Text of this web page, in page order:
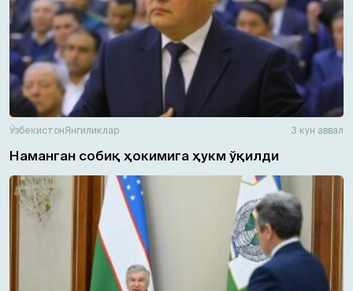
ЎзбекистонЯнгиликлар 3 кун аввал
Наманган собиқ ҳокимига ҳукм ўқилди